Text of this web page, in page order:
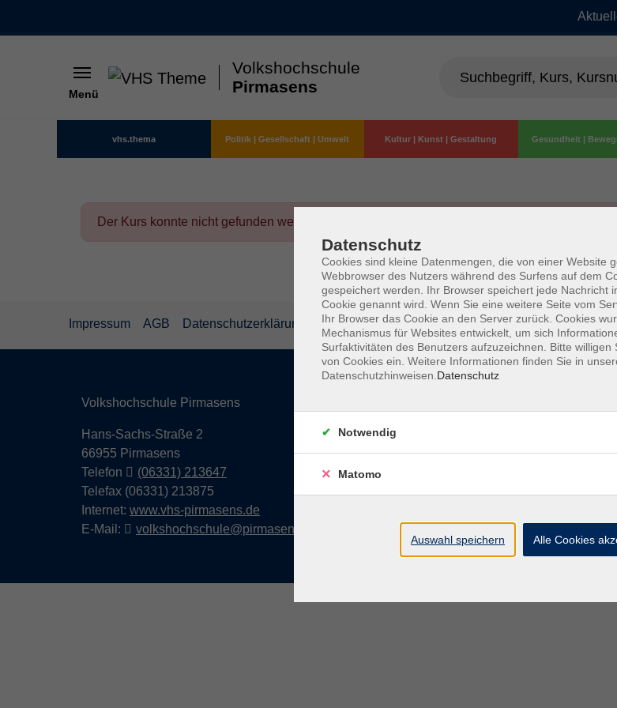
Menü
Volkshochschule
Pirmasens
vhs.thema Politik | Gesellschaft | Umwelt Kultur | Kunst | Gestaltung Gesundheit |
Der Kurs konnte nicht gefunden werden.
Impressum AGB Datenschutzerklärung
Volkshochschule Pirmasens
Hans-Sachs-Straße 2
66955 Pirmasens
Telefon
(06331) 213647
Telefax (06331) 213875
Internet: www.vhs-pirmasens.de
E-Mail:
volkshochschule@pirmasens.de
Freitag
Datenschutz
Cookies sind kleine Datenmengen, die von einer Website
Webbrowser des Nutzers während des Surfens auf dem
gespeichert werden. Ihr Browser speichert jede Nachricht
Cookie genannt wird. Wenn Sie eine weitere Seite vom
Ihr Browser das Cookie an den Server zurück. Cookies
Mechanismus für Websites entwickelt, um sich
Surfaktivitäten des Benutzers aufzuzeichnen. Bitte willigen
von Cookies ein. Weitere Informationen finden Sie in
Datenschutzhinweisen. Datenschutz
Notwendig
Matomo
Auswahl speichern Alle Cookies